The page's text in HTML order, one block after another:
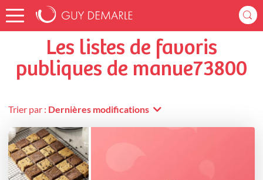
Accueil manue73800 Listes de favoris
Les listes de favoris
publiques de manue73800
Trier par : Dernières modifications